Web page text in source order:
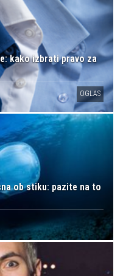
kako izbrati pravo za
OGLAS
ob stiku: pazite na to